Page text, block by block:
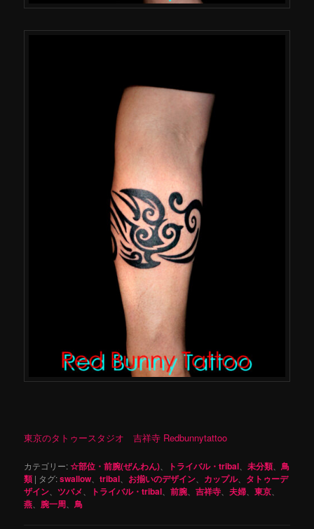
東京のタトゥースタジオ 吉祥寺 Redbunnytattoo
カテゴリー:☆部位・前腕(ぜんわん) トライバル・tribal 、未分類 、鳥
類 | タグ:swallow 、tribal お揃いのデザイン カップル、 タトゥーデ
ザイン 、ツバメ トライバル・tribal 、前腕 、吉祥寺 、夫婦 、東京
燕 腕一周 、鳥